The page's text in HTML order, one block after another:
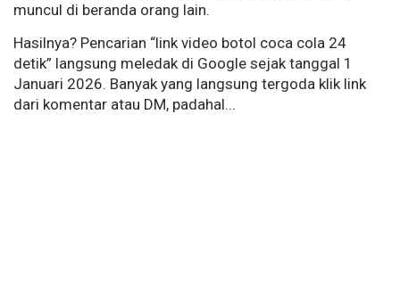
muncul di beranda orang lain.
Hasilnya? Pencarian “link video botol coca cola 24
detik” langsung meledak di Google sejak tanggal 1
Januari 2026. Banyak yang langsung tergoda klik link
dari komentar atau DM, padahal...